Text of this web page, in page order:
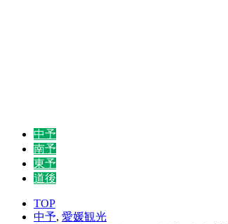
中予
南予
東予
道後
TOP
中予, 愛媛観光